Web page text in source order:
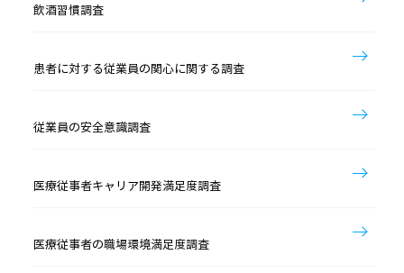
飲酒習慣調査
患者に対する従業員の関心に関する調査
従業員の安全意識調査
医療従事者キャリア開発満足度調査
医療従事者の職場環境満足度調査